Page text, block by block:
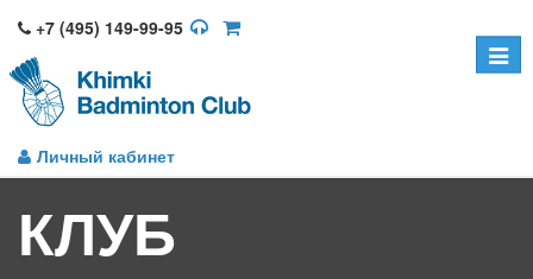
+7 (495) 149-99-95
Toggle
Личный кабинет
КЛУБ